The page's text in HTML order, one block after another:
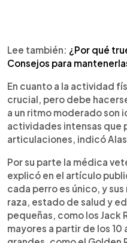
Lee también: ¿Por qué
Consejos para
En cuanto a la actividad
crucial, pero debe
a un ritmo moderado son
actividades intensas que
articulaciones, indicó Alas.
Por su parte la médica
explicó en el artículo
cada perro es único, y
raza, estado de salud y
pequeñas, como los Jack
mayores a partir de los 10